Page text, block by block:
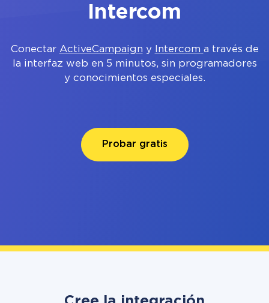
Intercom
Conectar ActiveCampaign y Intercom a través de
la interfaz web en 5 minutos, sin programadores
y conocimientos especiales.
Probar gratis